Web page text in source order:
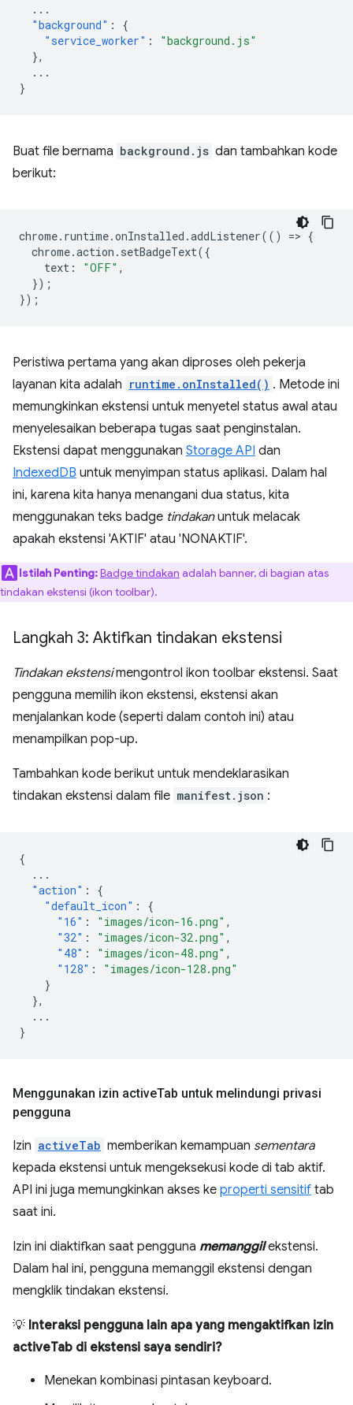
...
"background" :
{
"service_worker" :
"background.js"
},
...
}
Buat file bernama background.js dan tambahkan kode
berikut:
chrome. runtime.onInstalled .addListener(() => {
chrome.action . setBadgeText({
text : "OFF" ,
});
});
Peristiwa pertama yang akan diproses oleh pekerja
layanan kita adalah runtime.onInstalled() . Metode ini
memungkinkan ekstensi untuk menyetel status awal atau
menyelesaikan beberapa tugas saat penginstalan.
Ekstensi dapat menggunakan Storage API dan
IndexedDB untuk menyimpan status aplikasi. Dalam hal
ini, karena kita hanya menangani dua status, kita
menggunakan teks badge tindakanuntuk melacak
apakah ekstensi 'AKTIF' atau 'NONAKTIF'.
Istilah Penting:Badge tindakan adalah banner, di bagian atas
tindakan ekstensi (ikon toolbar).
Langkah 3: Aktifkan tindakan ekstensi
Tindakan ekstensimengontrol ikon toolbar ekstensi. Saat
pengguna memilih ikon ekstensi, ekstensi akan
menjalankan kode (seperti dalam contoh ini) atau
menampilkan pop-up.
Tambahkan kode berikut untuk mendeklarasikan
tindakan ekstensi dalam file manifest.json :
{
...
"action" :
{
"default_icon" :
{
"16" : "images/icon-16.png" ,
"32" : "images/icon-32.png" ,
"48" : "images/icon-48.png" ,
"128" :
"images/icon-128.png"
}
},
...
}
Menggunakan izin activeTab untuk melindungi privasi
pengguna
Izin activeTab memberikan kemampuan sementara
kepada ekstensi untuk mengeksekusi kode di tab aktif.
API ini juga memungkinkan akses ke properti sensitif tab
saat ini.
Izin ini diaktifkan saat pengguna memanggilekstensi.
Dalam hal ini, pengguna memanggil ekstensi dengan
mengklik tindakan ekstensi.
💡 Interaksi pengguna lain apa yang mengaktifkan izin
activeTab di ekstensi saya sendiri?
Menekan kombinasi pintasan keyboard.